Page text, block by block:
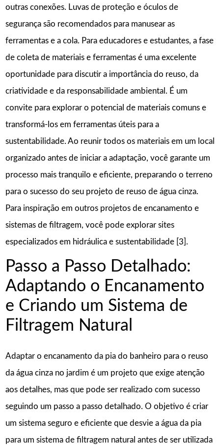
outras conexões. Luvas de proteção e óculos de
segurança são recomendados para manusear as
ferramentas e a cola. Para educadores e estudantes, a fase
de coleta de materiais e ferramentas é uma excelente
oportunidade para discutir a importância do reuso, da
criatividade e da responsabilidade ambiental. É um
convite para explorar o potencial de materiais comuns e
transformá-los em ferramentas úteis para a
sustentabilidade. Ao reunir todos os materiais em um local
organizado antes de iniciar a adaptação, você garante um
processo mais tranquilo e eficiente, preparando o terreno
para o sucesso do seu projeto de reuso de água cinza.
Para inspiração em outros projetos de encanamento e
sistemas de filtragem, você pode explorar sites
especializados em hidráulica e sustentabilidade [3].
Passo a Passo Detalhado:
Adaptando o Encanamento
e Criando um Sistema de
Filtragem Natural
Adaptar o encanamento da pia do banheiro para o reuso
da água cinza no jardim é um projeto que exige atenção
aos detalhes, mas que pode ser realizado com sucesso
seguindo um passo a passo detalhado. O objetivo é criar
um sistema seguro e eficiente que desvie a água da pia
para um sistema de filtragem natural antes de ser utilizada